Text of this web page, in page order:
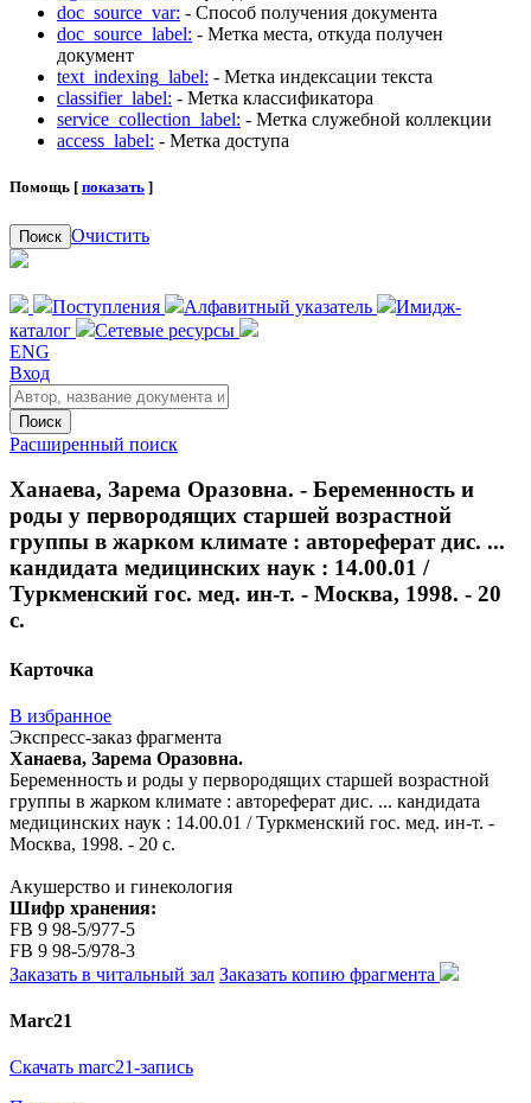
doc_source_var: - Способ получения документа
doc_source_label: - Метка места, откуда получен
документ
text_indexing_label: - Метка индексации текста
classifier_label: - Метка классификатора
service_collection_label: - Метка служебной коллекции
access_label: - Метка доступа
Помощь [ показать ]
Поиск Очистить
Поступления Алфавитный указатель
Имидж-
каталог
Сетевые ресурсы
ENG
Вход
Поиск
Расширенный поиск
Ханаева, Зарема Оразовна. - Беременность и
роды у первородящих старшей возрастной
группы в жарком климате : автореферат дис. ...
кандидата медицинских наук : 14.00.01 /
Туркменский гос. мед. ин-т. - Москва, 1998. - 20
с.
Карточка
В избранное
Экспресс-заказ фрагмента
Ханаева, Зарема Оразовна.
Беременность и роды у первородящих старшей возрастной
группы в жарком климате : автореферат дис. ... кандидата
медицинских наук : 14.00.01 / Туркменский гос. мед. ин-т. -
Москва, 1998. - 20 с.
Акушерство и гинекология
Шифр хранения:
FB 9 98-5/977-5
FB 9 98-5/978-3
Заказать в читальный зал Заказать копию фрагмента
Marc21
Скачать marc21-запись